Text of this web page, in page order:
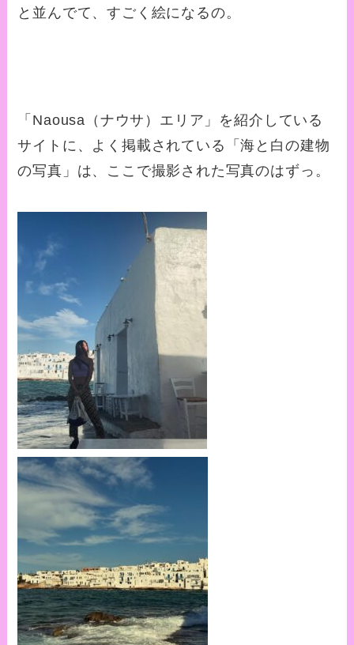
と並んでて、すごく絵になるの。
「Naousa（ナウサ）エリア」を紹介している
サイトに、よく掲載されている「海と白の建物
の写真」は、ここで撮影された写真のはずっ。